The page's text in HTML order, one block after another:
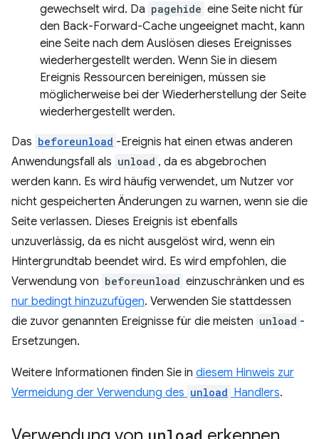
gewechselt wird. Da pagehide eine Seite nicht für
den Back-Forward-Cache ungeeignet macht, kann
eine Seite nach dem Auslösen dieses Ereignisses
wiederhergestellt werden. Wenn Sie in diesem
Ereignis Ressourcen bereinigen, müssen sie
möglicherweise bei der Wiederherstellung der Seite
wiederhergestellt werden.
Das beforeunload -Ereignis hat einen etwas anderen
Anwendungsfall als unload , da es abgebrochen
werden kann. Es wird häufig verwendet, um Nutzer vor
nicht gespeicherten Änderungen zu warnen, wenn sie die
Seite verlassen. Dieses Ereignis ist ebenfalls
unzuverlässig, da es nicht ausgelöst wird, wenn ein
Hintergrundtab beendet wird. Es wird empfohlen, die
Verwendung von beforeunload einzuschränken und es
nur bedingt hinzuzufügen. Verwenden Sie stattdessen
die zuvor genannten Ereignisse für die meisten unload -
Ersetzungen.
Weitere Informationen finden Sie in diesem Hinweis zur
Vermeidung der Verwendung des unload Handlers.